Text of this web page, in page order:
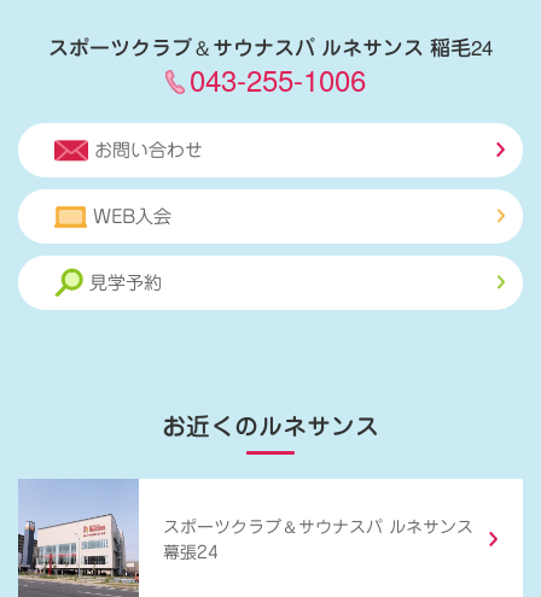
スポーツクラブ＆サウナスパ ルネサンス 稲毛24
043-255-1006
お問い合わせ
WEB入会
見学予約
お近くのルネサンス
スポーツクラブ ＆ サウナスパ ルネサンス
幕張24